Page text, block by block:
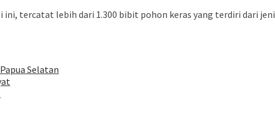
tercatat lebih dari 1.300 bibit pohon keras yang terdiri dari
Selatan